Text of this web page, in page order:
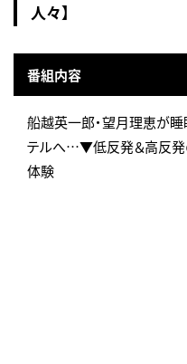
人々】
番組内容
船越英一郎・望月理恵が
テルへ…▼低反発＆高反発
体験